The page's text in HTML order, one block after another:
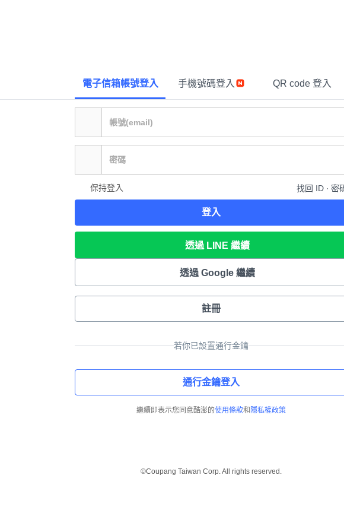
電子信箱帳號登入 手機號碼登入 QR code 登入
保持登入 找回 ID ∙ 密
登入
透過 LINE 繼續
透過 Google 繼續
註冊
若你已設置通行金鑰
通行金鑰登入
繼續即表示您同意酷澎的使用條款和 隱私權政策
©Coupang Taiwan Corp. All rights reserved.